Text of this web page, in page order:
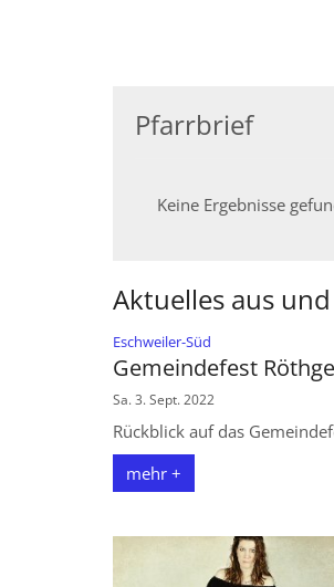
Pfarrbrief
Keine Ergebnisse
Aktuelles aus
Eschweiler-Süd
Gemeindefest
Sa. 3. Sept. 2022
Rückblick auf das
mehr +